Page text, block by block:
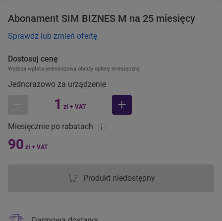
Abonament SIM BIZNES M na 25 miesięcy
Sprawdź lub zmień ofertę
Dostosuj cenę
Wyższa wpłata jednorazowa obniży opłatę miesięczną
Jednorazowo za urządzenie
1 zł + VAT
więcej
Miesięcznie po rabatach
90 zł + VAT
Produkt niedostępny